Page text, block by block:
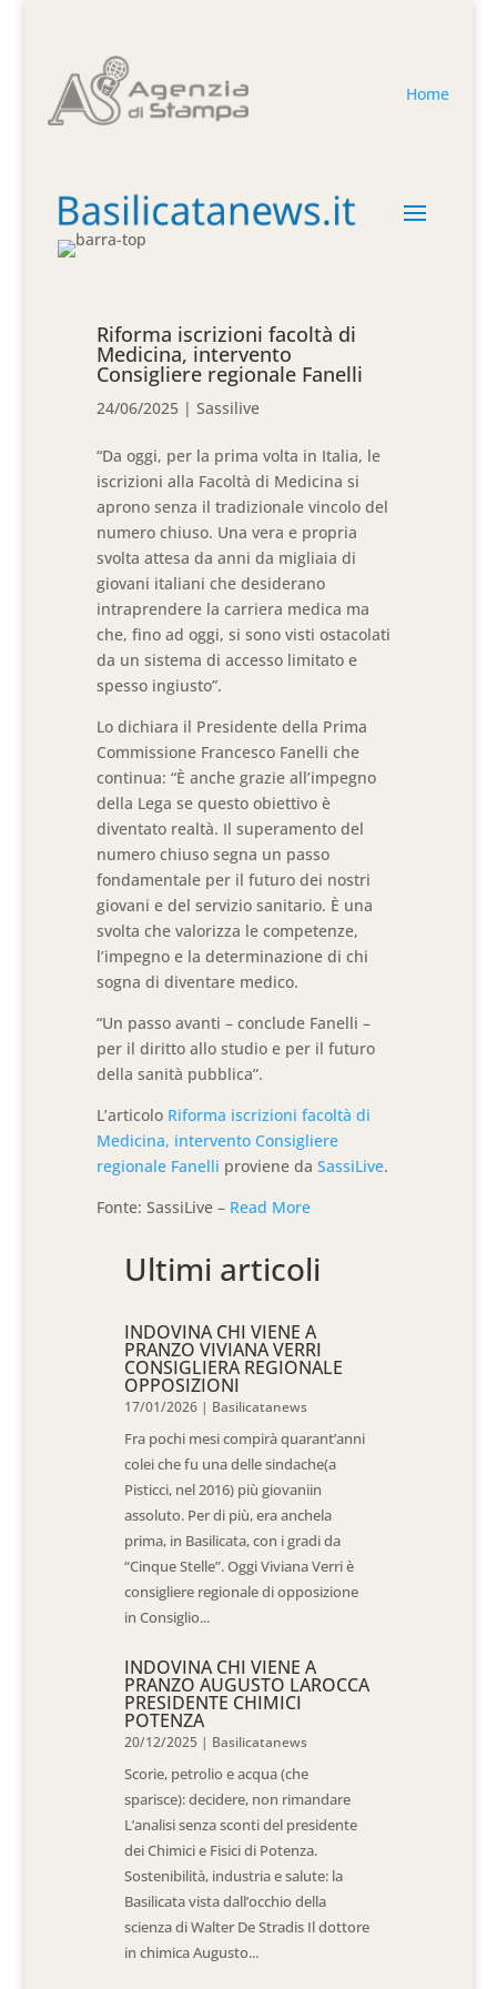
Home
Riforma iscrizioni facoltà di
Medicina, intervento
Consigliere regionale Fanelli
24/06/2025 |Sassilive
“Da oggi, per la prima volta in Italia, le
iscrizioni alla Facoltà di Medicina si
aprono senza il tradizionale vincolo del
numero chiuso. Una vera e propria
svolta attesa da anni da migliaia di
giovani italiani che desiderano
intraprendere la carriera medica ma
che, fino ad oggi, si sono visti ostacolati
da un sistema di accesso limitato e
spesso ingiusto”.
Lo dichiara il Presidente della Prima
Commissione Francesco Fanelli che
continua: “È anche grazie all’impegno
della Lega se questo obiettivo è
diventato realtà. Il superamento del
numero chiuso segna un passo
fondamentale per il futuro dei nostri
giovani e del servizio sanitario. È una
svolta che valorizza le competenze,
l’impegno e la determinazione di chi
sogna di diventare medico.
“Un passo avanti – conclude Fanelli –
per il diritto allo studio e per il futuro
della sanità pubblica”.
L’articolo Riforma iscrizioni facoltà di
Medicina, intervento Consigliere
regionale Fanelli proviene daSassiLive.
Fonte: SassiLive – Read More
Ultimi articoli
INDOVINA CHI VIENE A
PRANZO VIVIANA VERRI
CONSIGLIERA REGIONALE
OPPOSIZIONI
17/01/2026 | Basilicatanews
Fra pochi mesi compirà quarant’anni
colei che fu una delle sindache(a
Pisticci, nel 2016) più giovaniin
assoluto. Per di più, era anchela
prima, in Basilicata, con i gradi da
“Cinque Stelle”. Oggi Viviana Verri è
consigliere regionale di opposizione
in Consiglio...
INDOVINA CHI VIENE A
PRANZO AUGUSTO LAROCCA
PRESIDENTE CHIMICI
POTENZA
20/12/2025 | Basilicatanews
Scorie, petrolio e acqua (che
sparisce): decidere, non rimandare
L’analisi senza sconti del presidente
dei Chimici e Fisici di Potenza.
Sostenibilità, industria e salute: la
Basilicata vista dall’occhio della
scienza di Walter De Stradis Il dottore
in chimica Augusto...